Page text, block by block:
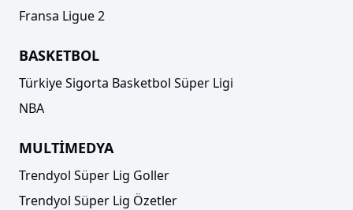
Fransa Ligue 2
BASKETBOL
Türkiye Sigorta Basketbol Süper Ligi
NBA
MULTİMEDYA
Trendyol Süper Lig Goller
Trendyol Süper Lig Özetler